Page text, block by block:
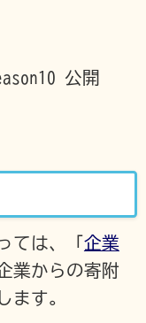
公開
ては、「 企業
業からの寄附
ます。